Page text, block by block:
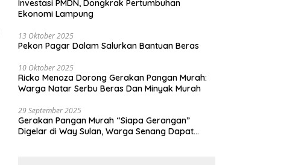
Investasi PMDN, Dongkrak Pertumbuhan
Ekonomi Lampung
13 Oktober 2025
Pekon Pagar Dalam Salurkan Bantuan Beras
10 Oktober 2025
Ricko Menoza Dorong Gerakan Pangan Murah:
Warga Natar Serbu Beras Dan Minyak Murah
29 September 2025
Gerakan Pangan Murah “Siapa Gerangan”
Digelar di Way Sulan, Warga Senang Dapat